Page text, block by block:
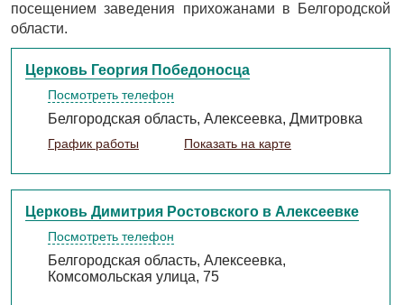
посещением заведения прихожанами в Белгородской
области.
Церковь Георгия Победоносца
Посмотреть телефон
Белгородская область, Алексеевка, Дмитровка
График работы Показать на карте
Церковь Димитрия Ростовского в Алексеевке
Посмотреть телефон
Белгородская область, Алексеевка,
Комсомольская улица, 75